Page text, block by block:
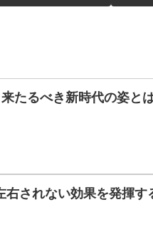
たるべき新時代の姿と
右されない効果を発揮す